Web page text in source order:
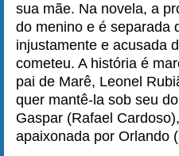
sua mãe. Na novela, a
do menino e é separada
injustamente e acusada
cometeu. A história é
pai de Marê, Leonel
quer mantê-la sob seu
Gaspar (Rafael
apaixonada por Orlando